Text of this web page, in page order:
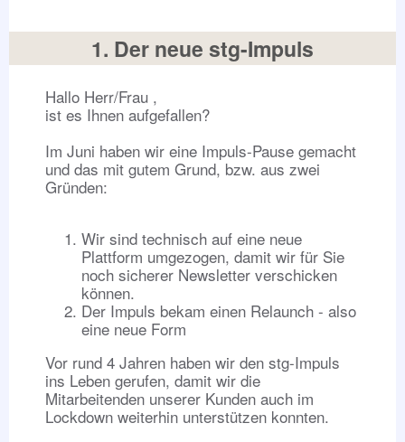
1. Der neue stg-Impuls
Hallo Herr/Frau ,
ist es Ihnen aufgefallen?
Im Juni haben wir eine Impuls-Pause gemacht
und das mit gutem Grund, bzw. aus zwei
Gründen:
Wir sind technisch auf eine neue
Plattform umgezogen, damit wir für Sie
noch sicherer Newsletter verschicken
können.
Der Impuls bekam einen Relaunch - also
eine neue Form
Vor rund 4 Jahren haben wir den stg-Impuls
ins Leben gerufen, damit wir die
Mitarbeitenden unserer Kunden auch im
Lockdown weiterhin unterstützen konnten.